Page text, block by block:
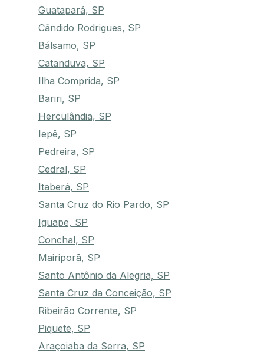
Guatapará, SP
Cândido Rodrigues, SP
Bálsamo, SP
Catanduva, SP
Ilha Comprida, SP
Bariri, SP
Herculândia, SP
Iepê, SP
Pedreira, SP
Cedral, SP
Itaberá, SP
Santa Cruz do Rio Pardo, SP
Iguape, SP
Conchal, SP
Mairiporã, SP
Santo Antônio da Alegria, SP
Santa Cruz da Conceição, SP
Ribeirão Corrente, SP
Piquete, SP
Araçoiaba da Serra, SP